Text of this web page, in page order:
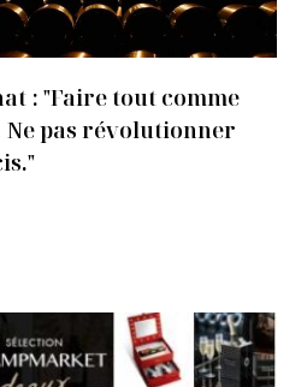
: "Faire tout comme
pas révolutionner